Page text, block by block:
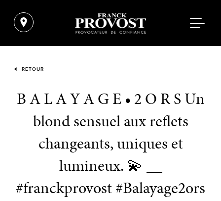
RETOUR
B A L A Y A G E • 2 O R S Un
blond sensuel aux reflets
changeants, uniques et
lumineux. 💫 __
#franckprovost #Balayage2ors